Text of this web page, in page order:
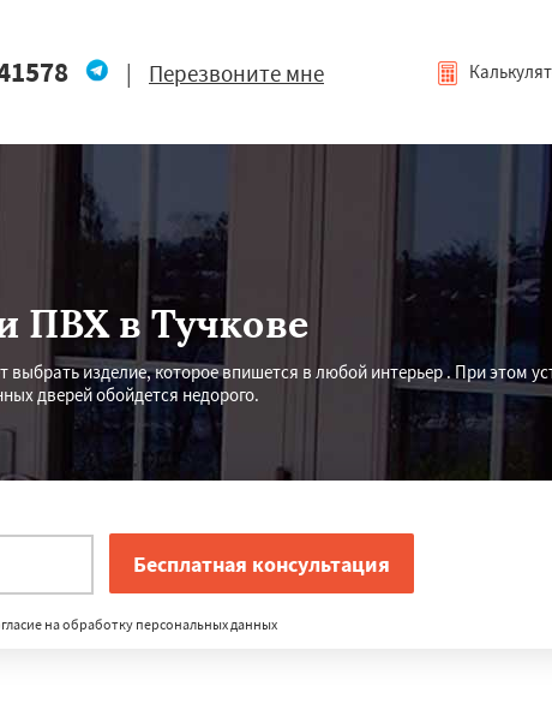
| Перезвоните мне
ПВХ в Тучкове
выбрать изделие, которое впишется в любой интерьер . При этом
дверей обойдется недорого.
на обработку персональных данных